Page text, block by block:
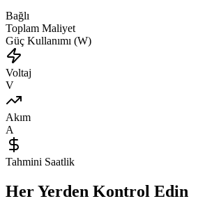
Bağlı
Toplam Maliyet
Güç Kullanımı (W)
Voltaj
V
Akım
A
Tahmini Saatlik
Her Yerden Kontrol Edin